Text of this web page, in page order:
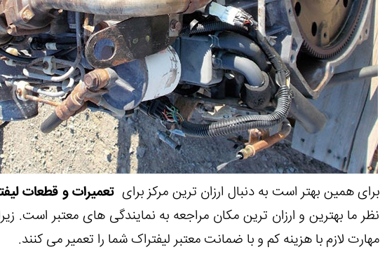
برای همین بهتر است به دنبال ارزان ترین مرکز برای تعمیرات و قطعات
نظر ما بهترین و ارزان ترین مکان مراجعه به نمایندگی های معتبر است.
مهارت لازم با هزینه کم و با ضمانت معتبر لیفتراک شما را تعمیر می کنند.